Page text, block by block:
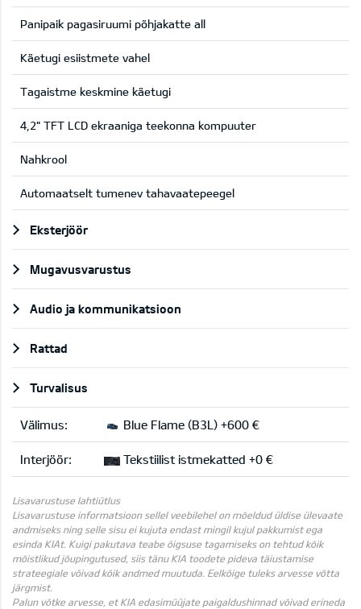
Panipaik pagasiruumi põhjakatte all
Käetugi esiistmete vahel
Tagaistme keskmine käetugi
4,2" TFT LCD ekraaniga teekonna kompuuter
Nahkrool
Automaatselt tumenev tahavaatepeegel
Eksterjöör
Mugavusvarustus
Audio ja kommunikatsioon
Rattad
Turvalisus
Välimus: Blue Flame (B3L) +600 €
Interjöör: Tekstiilist istmekatted +0 €
Lisavarustuse lahtiütlus
Lisavarustuse informatsioon sellel veebilehel on mõeldud üldise ülevaate
andmiseks ning selle sisu ei kujuta endast mingil kujul pakkumist ega
esinda KIAt. Kuigi pakutava teabe õigsuse tagamiseks on tehtud kõik
mõistlikud jõupingutused, siis tänu KIA toodete pideva täiustamise
strateegiale võivad kõik andmed muutuda. Eelkõige tuleks arvesse võtta
järgmist.
Palun võtke arvesse, et KIA edasimüüjate paigaldushinnad võivad erineda